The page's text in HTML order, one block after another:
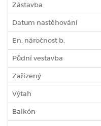
Zástavba
Datum nastěhování
En. náročnost b.
Půdní vestavba
Zařízený
Výtah
Balkón